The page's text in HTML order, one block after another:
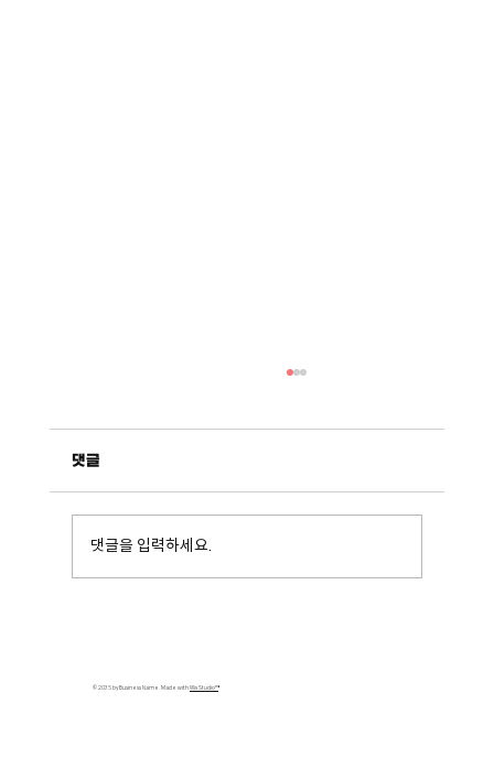
리파하트브러시_메타소재03
댓글
댓글을 입력하세요.
© 2035 by Business Name. Made withWix Studio™